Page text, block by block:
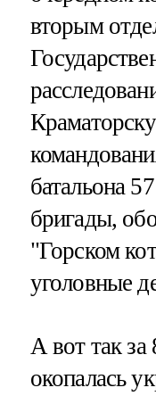
вторым
батальона
бригады,
"Горском
уголовные
А вот так
окопалась